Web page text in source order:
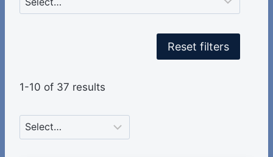
Reset filters
1-10 of 37 results